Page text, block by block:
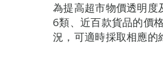
為提高超市物價透明
6類、近百款貨品的價
況，可適時採取相應的